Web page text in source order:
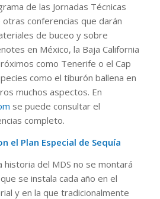
de las Jornadas Técnicas
conferencias que darán
de buceo y sobre
en México, la Baja California
como Tenerife o el Cap
como el tiburón ballena en
muchos aspectos. En
se puede consultar el
completo.
el Plan Especial de Sequía
historia del MDS no se montará
se instala cada año en el
y en la que tradicionalmente